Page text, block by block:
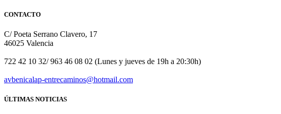
CONTACTO
C/ Poeta Serrano Clavero, 17
46025 Valencia
722 42 10 32/ 963 46 08 02 (Lunes y jueves de 19h a 20:30h)
avbenicalap-entrecaminos@hotmail.com
ÚLTIMAS NOTICIAS